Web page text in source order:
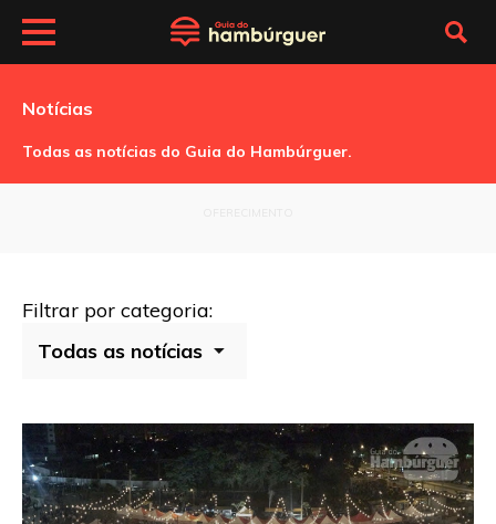
Notícias
Todas as notícias do Guia do Hambúrguer.
Filtrar por categoria: